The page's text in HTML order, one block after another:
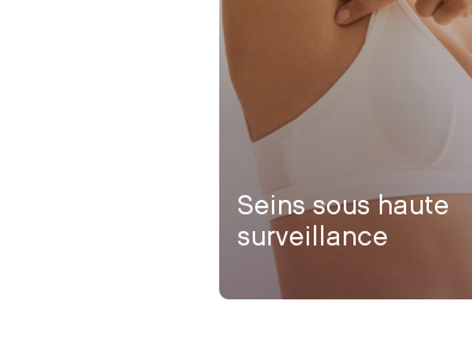
Seins sous haute
surveillance